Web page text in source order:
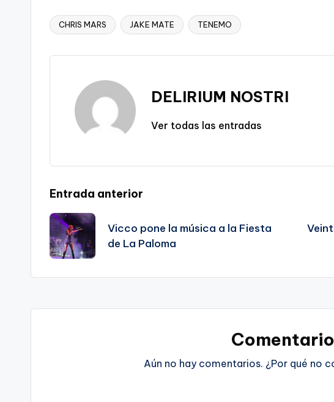
Etiquetas:
CHRIS MARS JAKE MATE TENEMO
DELIRIUM NOSTRI
Ver todas las entradas
Navegación
de
entradas
Entrada anterior
Vicco pone la música a la Fiesta
de La Paloma
Aún no hay comentarios. ¿Por qué no